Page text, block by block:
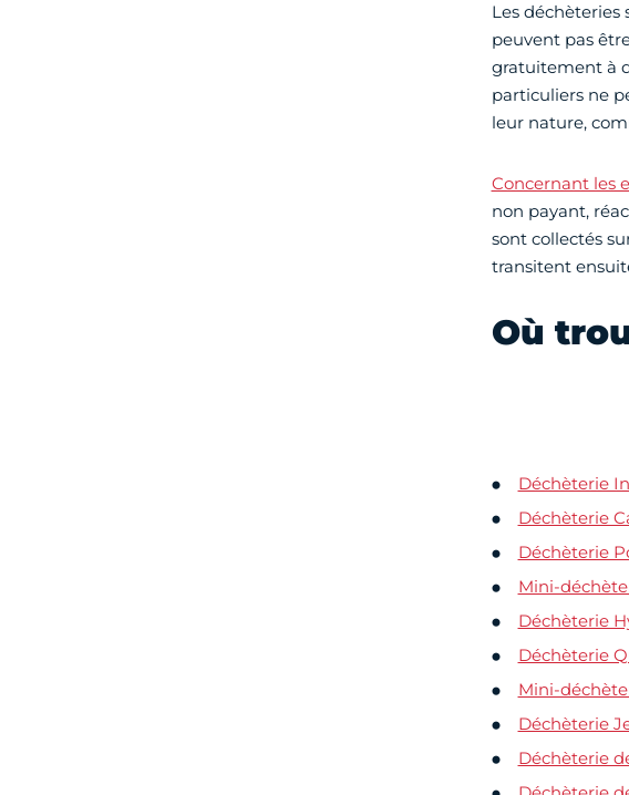
Les déchèteries
peuvent pas
gratuitement à
particuliers ne
leur nature,
Concernant les
non payant,
sont collectés
transitent
Où
Déchèterie
Déchèterie
Déchèterie
Mini-
Déchèterie
Déchèterie
Mini-
Déchèterie
Déchèterie